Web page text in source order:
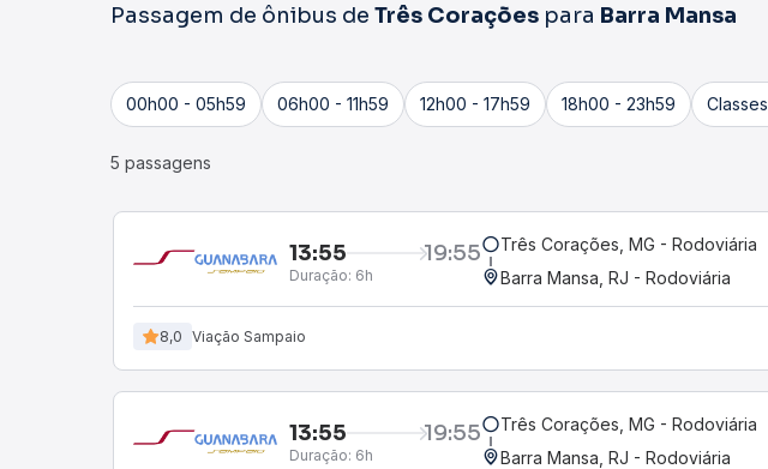
Passagem de ônibus de Três Corações para Barra Mansa
00h00 - 05h59 06h00 - 11h59 12h00 - 17h59 18h00 - 23h59 Classes
5 passagens
13:55 19:55
Duração: 6h
Três Corações, MG - Rodoviária
Barra Mansa, RJ - Rodoviária
8,0 Viação Sampaio
13:55 19:55
Duração: 6h
Três Corações, MG - Rodoviária
Barra Mansa, RJ - Rodoviária